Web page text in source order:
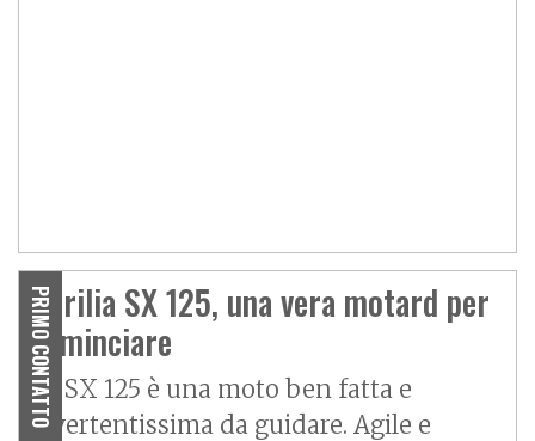
PRIMO CONTATTO
Aprilia SX 125, una vera motard per
cominciare
La SX 125 è una moto ben fatta e
divertentissima da guidare. Agile e